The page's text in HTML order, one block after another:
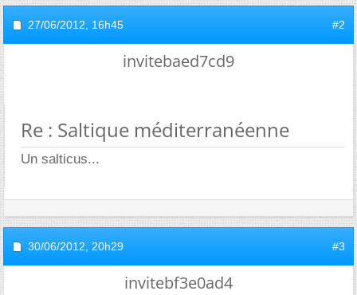
27/06/2012, 16h45 #2
invitebaed7cd9
Re : Saltique méditerranéenne
Un salticus...
30/06/2012, 20h29 #3
invitebf3e0ad4